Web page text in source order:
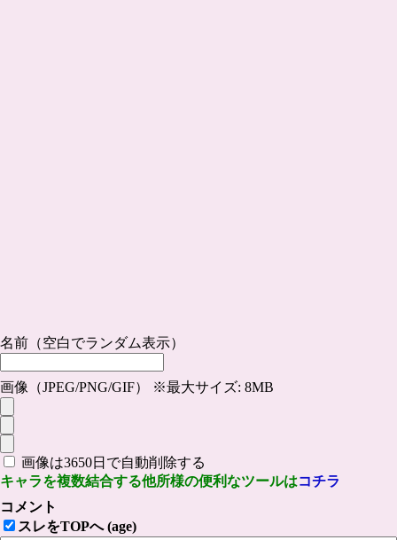
名前（空白でランダム表示）
画像（JPEG/PNG/GIF） ※最大サイズ: 8MB
画像は3650日で自動削除する
キャラを複数結合する他所様の便利なツールはコチラ
コメント
スレをTOPへ (age)